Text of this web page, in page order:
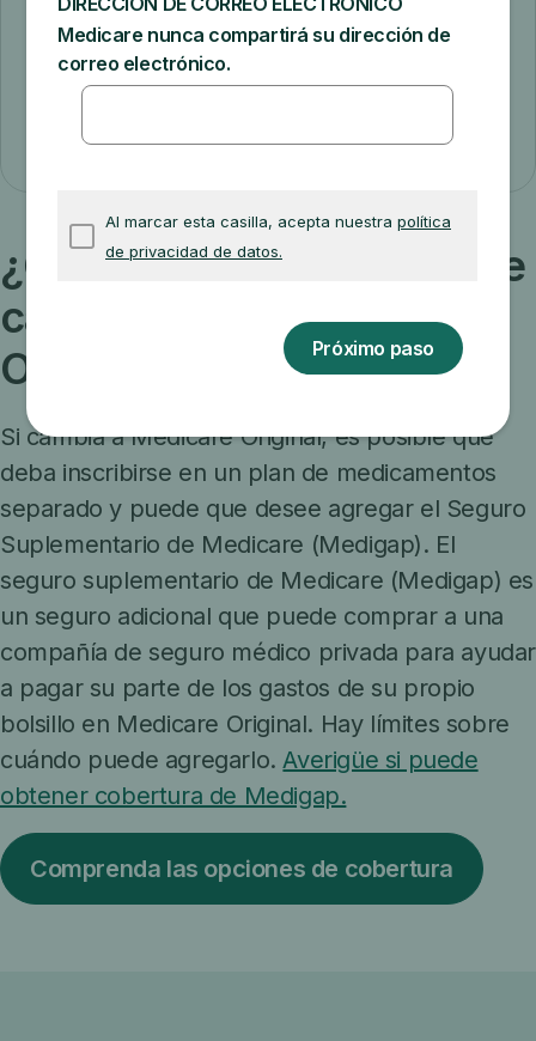
Medicare Advantage a Medicare Original.
¿Qué más debo saber si me
cambio a Medicare
Original?
Si cambia a Medicare Original, es posible que
deba inscribirse en un plan de medicamentos
separado y puede que desee agregar el Seguro
Suplementario de Medicare (Medigap). El
seguro suplementario de Medicare (Medigap) es
un seguro adicional que puede comprar a una
compañía de seguro médico privada para ayudar
a pagar su parte de los gastos de su propio
bolsillo en Medicare Original. Hay límites sobre
cuándo puede agregarlo.Averigüe si puede
obtener cobertura de Medigap.
Comprenda las opciones de cobertura